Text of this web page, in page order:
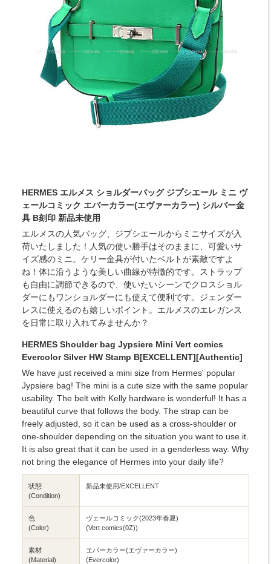
HERMES エルメス ショルダーバッグ ジプシエール ミニ ヴ
ェールコミック エバーカラー(エヴァーカラー) シルバー金
具 B刻印 新品未使用
エルメスの人気バッグ、ジプシエールからミニサイズが入
荷いたしました！人気の使い勝手はそのままに、可愛いサ
イズ感のミニ。ケリー金具が付いたベルトが素敵ですよ
ね！体に沿うような美しい曲線が特徴的です。ストラップ
も自由に調節できるので、使いたいシーンでクロスショル
ダーにもワンショルダーにも使えて便利です。ジェンダー
レスに使えるのも嬉しいポイント。エルメスのエレガンス
を日常に取り入れてみませんか？
HERMES Shoulder bag Jypsiere Mini Vert comics
Evercolor Silver HW Stamp B[EXCELLENT][Authentic]
We have just received a mini size from Hermes' popular
Jypsiere bag! The mini is a cute size with the same popular
usability. The belt with Kelly hardware is wonderful! It has a
beautiful curve that follows the body. The strap can be
freely adjusted, so it can be used as a cross-shoulder or
one-shoulder depending on the situation you want to use it.
It is also great that it can be used in a genderless way. Why
not bring the elegance of Hermes into your daily life?
状態
(Condition)
新品未使用/EXCELLENT
色
(Color)
ヴェールコミック(2023年春夏)
(Vert comics(0Z))
素材
(Material)
エバーカラー(エヴァーカラー)
(Evercolor)